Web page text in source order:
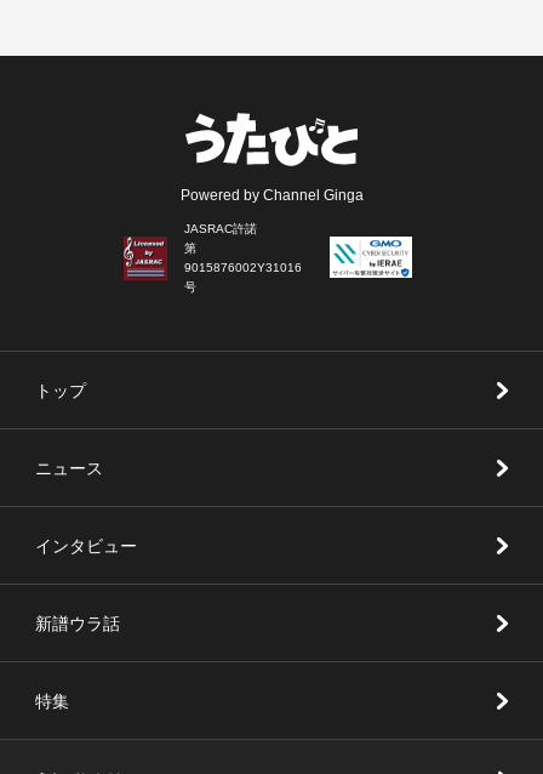
Powered by Channel Ginga
JASRAC許諾
第
9015876002Y31016
号
トップ
ニュース
インタビュー
新譜ウラ話
特集